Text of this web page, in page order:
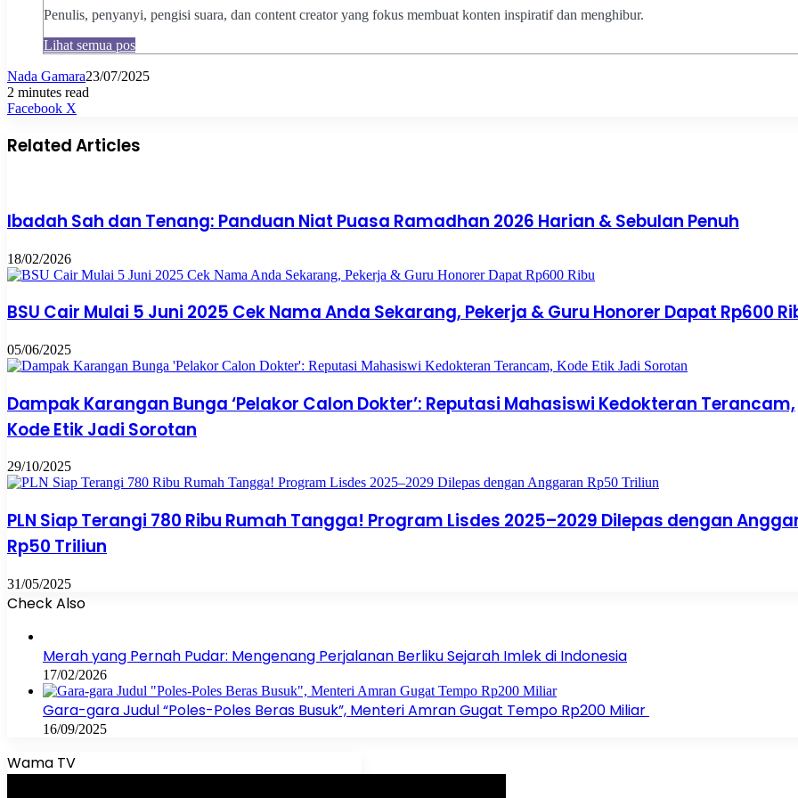
Penulis, penyanyi, pengisi suara, dan content creator yang fokus membuat konten inspiratif dan menghibur.
Lihat semua pos
Nada Gamara23/07/2025
2 minutes read
Facebook X
Email
Related Articles
Ibadah Sah dan Tenang: Panduan Niat Puasa Ramadhan 2026 Harian & Sebulan Penuh
18/02/2026
BSU Cair Mulai 5 Juni 2025 Cek Nama Anda Sekarang, Pekerja & Guru Honorer Dapat Rp600
05/06/2025
Dampak Karangan Bunga ‘Pelakor Calon Dokter’: Reputasi Mahasiswi Kedokteran Terancam,
Kode Etik Jadi Sorotan
29/10/2025
PLN Siap Terangi 780 Ribu Rumah Tangga! Program Lisdes 2025–2029 Dilepas dengan
Rp50 Triliun
31/05/2025
Check Also
Merah yang Pernah Pudar: Mengenang Perjalanan Berliku Sejarah Imlek di Indonesia
17/02/2026
Gara-gara Judul “Poles-Poles Beras Busuk”, Menteri Amran Gugat Tempo Rp200 Miliar
16/09/2025
Wama TV